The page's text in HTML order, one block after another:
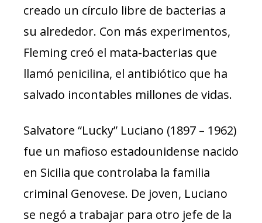
creado un círculo libre de bacterias a
su alrededor. Con más experimentos,
Fleming creó el mata-bacterias que
llamó penicilina, el antibiótico que ha
salvado incontables millones de vidas.
Salvatore “Lucky” Luciano (1897 – 1962)
fue un mafioso estadounidense nacido
en Sicilia que controlaba la familia
criminal Genovese. De joven, Luciano
se negó a trabajar para otro jefe de la